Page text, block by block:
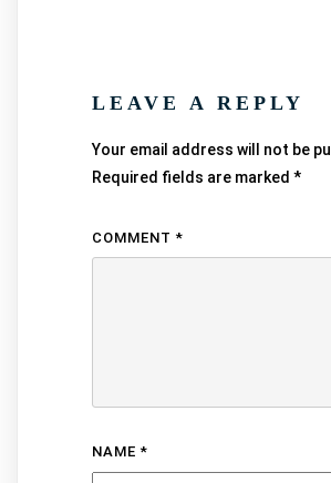
LEAVE A REPLY
Your email address will not be
Required fields are marked *
COMMENT *
NAME *